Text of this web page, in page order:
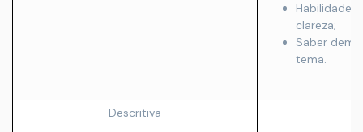
Habilidade
clareza;
Saber
tema.
Descritiva